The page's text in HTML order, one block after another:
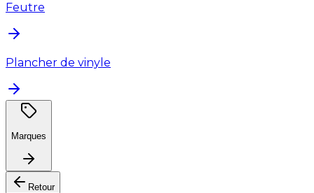
Feutre
Plancher de vinyle
Marques
Retour